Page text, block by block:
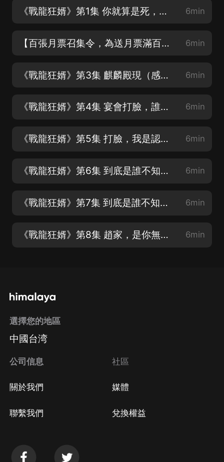
《戰龍狂婿》第1集 你就算是死，也得把這身狗皮留下！（收聽完播好評專輯領好禮） 6min
【百張月票召集令，為送月票滿百的聽友冠名加更20集】第2集 看儘冷暖 6min
《戰龍狂婿》第3集 麒麟殿現（感謝您的訂閱和收聽） 6min
《戰龍狂婿》第4集 宴會打臉，誰是廢物（❤感謝訂閱收聽） 6min
《戰龍狂婿》第5集 打臉，我是認真的（❤歡迎點讚和轉發） 6min
《戰龍狂婿》第6集 到底是誰不知天高地厚-上 6min
《戰龍狂婿》第7集 到底是誰不知天高地厚-下 6min
《戰龍狂婿》第8集 趙家，是你無法招惹的霸主！ 6min
選擇您的地區
中國台湾
公司信息
關於我們
聯繫我們
社區
媒體
兌換權益